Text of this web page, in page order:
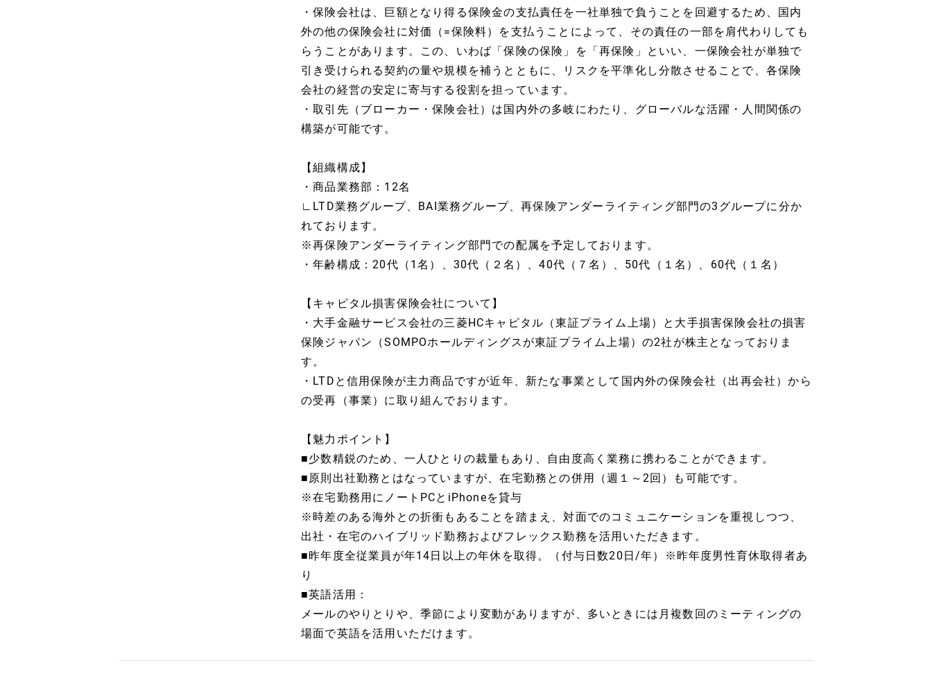
・保険会社は、巨額となり得る保険金の支払責任を一社単独で負うことを回避するため、国内
外の他の保険会社に対価（=保険料）を支払うことによって、その責任の一部を肩代わりしても
らうことがあります。この、いわば「保険の保険」を「再保険」といい、一保険会社が単独で
引き受けられる契約の量や規模を補うとともに、リスクを平準化し分散させることで、各保険
会社の経営の安定に寄与する役割を担っています。
・取引先（ブローカー・保険会社）は国内外の多岐にわたり、グローバルな活躍・人間関係の
構築が可能です。
【組織構成】
・商品業務部：12名
∟LTD業務グループ、BAI業務グループ、再保険アンダーライティング部門の3グループに分か
れております。
※再保険アンダーライティング部門での配属を予定しております。
・年齢構成：20代（1名）、30代（２名）、40代（７名）、50代（１名）、60代（１名）
【キャピタル損害保険会社について】
・大手金融サービス会社の三菱HCキャピタル（東証プライム上場）と大手損害保険会社の損害
保険ジャパン（SOMPOホールディングスが東証プライム上場）の2社が株主となっておりま
す。
・LTDと信用保険が主力商品ですが近年、新たな事業として国内外の保険会社（出再会社）から
の受再（事業）に取り組んでおります。
【魅力ポイント】
■少数精鋭のため、一人ひとりの裁量もあり、自由度高く業務に携わることができます。
■原則出社勤務とはなっていますが、在宅勤務との併用（週１～2回）も可能です。
※在宅勤務用にノートPCとiPhoneを貸与
※時差のある海外との折衝もあることを踏まえ、対面でのコミュニケーションを重視しつつ、
出社・在宅のハイブリッド勤務およびフレックス勤務を活用いただきます。
■昨年度全従業員が年14日以上の年休を取得。（付与日数20日/年）※昨年度男性育休取得者あ
り
■英語活用：
メールのやりとりや、季節により変動がありますが、多いときには月複数回のミーティングの
場面で英語を活用いただけます。